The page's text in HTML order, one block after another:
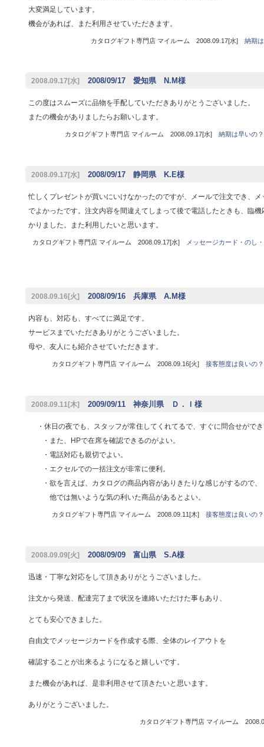
大変満足しています。
機会があれば、また利用させていただきます。
カタログギフト専門店 マイルーム 2008.09.17[水] 納期
2008.09.17[水] 2008/09/17 愛知県 N.M様
この度はスムーズに品物を手配していただきありがとうございました。
またの機会がありましたらお願いします。
カタログギフト専門店 マイルーム 2008.09.17[水] 納期は早いの？
2008.09.17[水] 2008/09/17 静岡県 K.E様
忙しくプレゼントが買いにいけなかったのですが、メールで注文でき、
でよかったです。注文内容を間違えてしまって後で電話したときも、臨
かりました。また利用したいと思います。
カタログギフト専門店 マイルーム 2008.09.17[水] メッセージカード・のし
2008.09.16[火] 2008/09/16 兵庫県 A.M様
内容も、対応も、すべてに満足です。
サービスまでいただきありがとうございました。
母や、友人にも紹介させていただきます。
カタログギフト専門店 マイルーム 2008.09.16[火] 接客態度は良いの？
2008.09.11[木] 2009/09/11 神奈川県 Ｄ．Ｉ様
・休日の夜でも、スタッフが常住してくれてるで、すぐに問合せがで
・また、HPで在席を確認できるのがよい。
・電話対応も親切でよい。
・エクセルでの一括注文が非常に便利。
・欲を言えば、カタログの商品内容がありきたりな感じがするので、
他では無いような気の利いた商品があるとよい。
カタログギフト専門店 マイルーム 2008.09.11[木] 接客態度は良いの？
2008.09.09[火] 2008/09/09 富山県 S.A様
迅速・丁寧な対応をして頂きありがとうございました。
注文から発送、配達完了まで状況を連絡いただけた事もあり、
とても安心できました。
自由文でメッセージカードを作成する際、全体のレイアウトを
確認することが出来るようになると嬉しいです。
また機会があれば、是非利用させて頂きたいと思います。
ありがとうございました。
カタログギフト専門店 マイルーム